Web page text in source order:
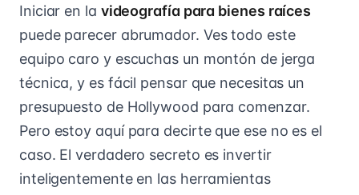
Iniciar en la videografía para bienes raíces
puede parecer abrumador. Ves todo este
equipo caro y escuchas un montón de jerga
técnica, y es fácil pensar que necesitas un
presupuesto de Hollywood para comenzar.
Pero estoy aquí para decirte que ese no es el
caso. El verdadero secreto es invertir
inteligentemente en las herramientas